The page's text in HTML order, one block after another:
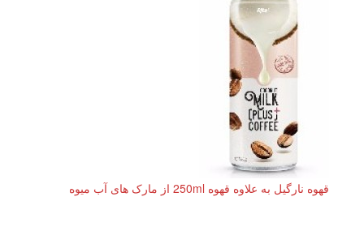
قهوه نارگیل به علاوه قهوه 250ml از مارک های آب میوه